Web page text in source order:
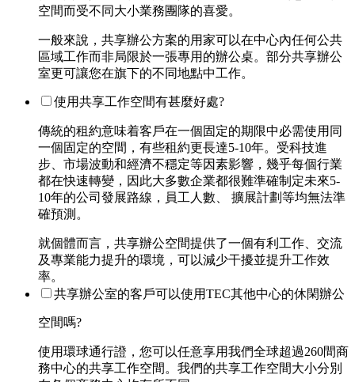
空間而受不同大小業務團隊的喜愛。
一般來說，共享辦公方案的用家可以在中心內任何公共
區域工作而非局限於一張專用的辦公桌。部分共享辦公
室更可讓您在旗下的不同地點中工作。
使用共享工作空間有甚麼好處?
傳統的租約意味着客戶在一個固定的期限中必需使用同
一個固定的空間，有些租約更長達5-10年。受科技進
步、市場波動和經濟不穩定等因素影響，幾乎每個行業
都在快速轉變，因此大多數企業都很難準確制定未來5-
10年的公司發展路線，員工人數、 擴展計劃等均無法準
確預測。
就個體而言，共享辦公空間提供了一個有利工作、交流
及專業能力提升的環境，可以減少干擾並提升工作效
率。
共享辦公室的客戶可以使用TEC其他中心的休閑辦公
空間嗎?
使用環球通行證，您可以任意享用我們全球超過260間商
務中心的共享工作空間。我們的共享工作空間大小分別